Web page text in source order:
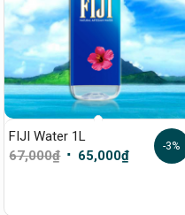
FIJI Water 1L
67,000₫ Original
65,000₫Current
-3%